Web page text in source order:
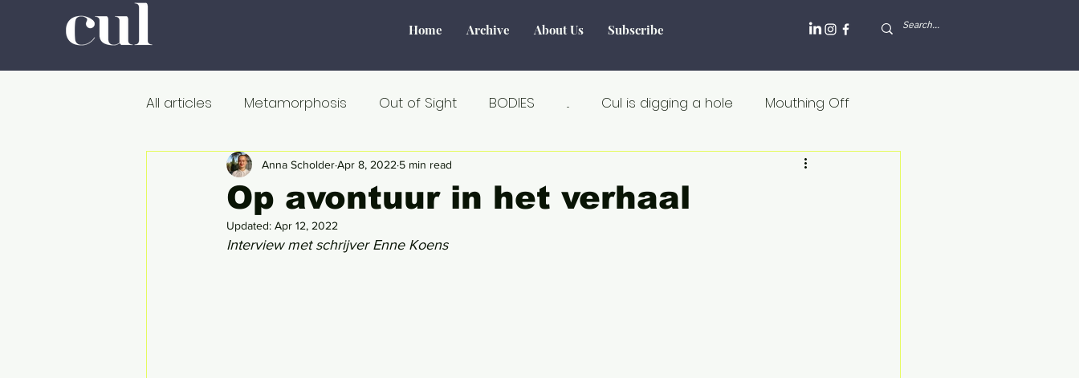
Home Archive About Us Subscribe
All articles Metamorphosis Out of Sight BODIES ... Cul is digging a hole Mouthing Off
Romanticism Tourism Flesh and blood
Professors at Work Politiek
Op avontuur in het verhaal
Anna ScholderApr 8, 2022 5 min read
Updated: Apr 12, 2022
Interview met schrijver Enne Koens